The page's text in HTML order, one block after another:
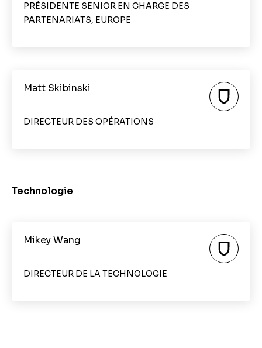
PRÉSIDENTE SENIOR EN CHARGE DES
PARTENARIATS, EUROPE
Matt Skibinski
DIRECTEUR DES OPÉRATIONS
Technologie
Mikey Wang
DIRECTEUR DE LA TECHNOLOGIE